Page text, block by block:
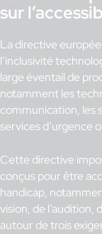
sur
La directive
l’inclusivité
large éventail de
notamment les
communication, les
services d’urgence
Cette directive
conçus pour être
handicap,
vision, de l’audition,
autour de trois